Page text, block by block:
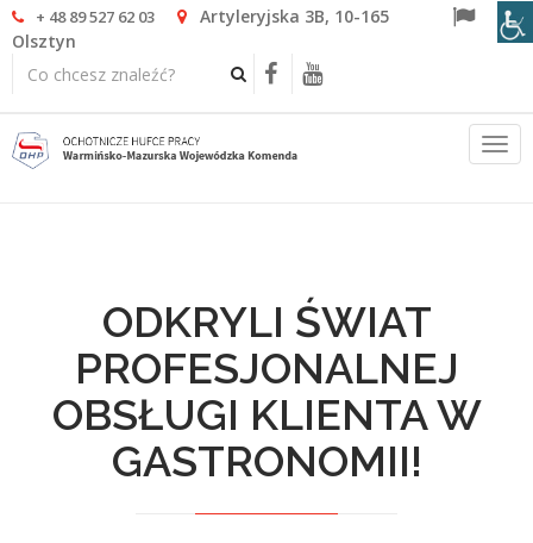
+ 48 89 527 62 03
Artyleryjska 3B, 10-165
Olsztyn
ODKRYLI ŚWIAT
PROFESJONALNEJ
OBSŁUGI KLIENTA W
GASTRONOMII!